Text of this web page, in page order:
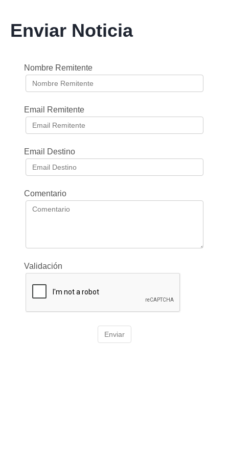
Enviar Noticia
Nombre Remitente
Email Remitente
Email Destino
Comentario
Validación